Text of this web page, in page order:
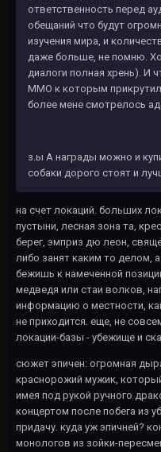
ответственность перед
обещаний что будут
изучения мира, и
даже больше, не помню.
диалоги полная хрень). И
ММО к которым
более мене смотрелось
з.ы А награды можно и
собаки дорого стоят и
на счет локаций. больших
пустыни, лесная зона та,
берег, эмприз дю леон,
либо занят каким то делом,
бежишь к намеченной
медведя или стаи волков,
информацию о местности,
не приходится. еще, не
локации-базы - убежище и
сюжет эпичен: огромная
краснорожий мужик,
имея под рукой ручного
концертом после побега из
придачу. куда уж эпичней?
монологов из зойки-